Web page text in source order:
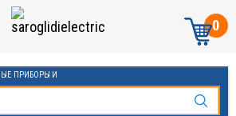
0
ПРИБОРЫ И